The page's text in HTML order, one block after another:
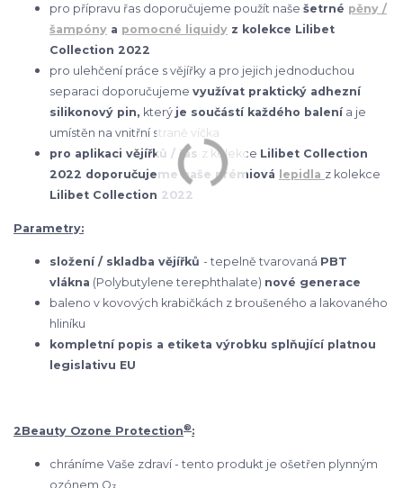
pro přípravu řas doporučujeme použít naše šetrné pěny /
šampóny a pomocné liquidy z kolekce Lilibet
Collection 2022
pro ulehčení práce s vějířky a pro jejich jednoduchou
separaci doporučujeme využívat praktický adhezní
silikonový pin, který je součástí každého balenía je
umístěn na vnitřní straně víčka
pro aplikaci vějířků / řas z kolekce Lilibet Collection
2022 doporučujeme naše prémiová lepidla z kolekce
Lilibet Collection 2022
Parametry:
složení / skladba vějířků - tepelně tvarovaná PBT
vlákna (Polybutylene terephthalate) nové generace
baleno v kovových krabičkách z broušeného a lakovaného
hliníku
kompletní popis a etiketa výrobku splňující platnou
legislativu EU
2Beauty Ozone Protection®:
chráníme Vaše zdraví - tento produkt je ošetřen plynným
ozónem O